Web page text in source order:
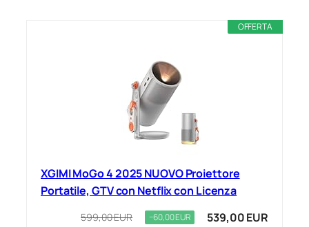
OFFERTA
XGIMI MoGo 4 2025 NUOVO Proiettore
Portatile, GTV con Netflix con Licenza
599,00 EUR −60,00 EUR 539,00 EUR